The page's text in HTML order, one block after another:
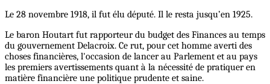
Le 28 novembre 1918, il fut élu député. Il le resta jusqu’en 1925.
Le baron Houtart fut rapporteur du budget des Finances au temps
du gouvernement Delacroix. Ce rut, pour cet homme averti des
choses financières, l'occasion de lancer au Parlement et au pays
les premiers avertissements quant à la nécessité de pratiquer en
matière financière une politique prudente et saine.